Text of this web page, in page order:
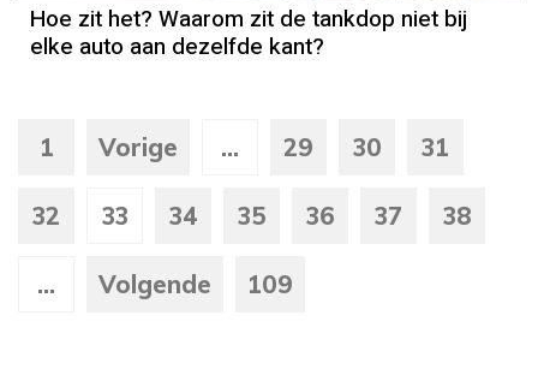
Hoe zit het? Waarom zit de tankdop niet bij
elke auto aan dezelfde kant?
1 Vorige ... 29 30 31
32 33 34 35 36 37 38
... Volgende 109